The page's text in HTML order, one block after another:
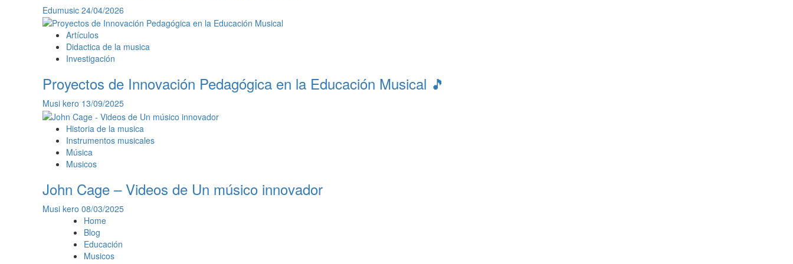
Edumusic 24/04/2026
Artículos
Didactica de la musica
Investigación
Proyectos de Innovación Pedagógica en la Educación Musical 🎵
Musi kero 13/09/2025
Historia de la musica
Instrumentos musicales
Música
Musicos
John Cage – Videos de Un músico innovador
Musi kero 08/03/2025
Home
Blog
Educación
Musicos